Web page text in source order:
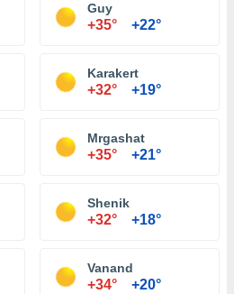
Guy
+35° +22°
Karakert
+32° +19°
Mrgashat
+35° +21°
Shenik
+32° +18°
Vanand
+34° +20°